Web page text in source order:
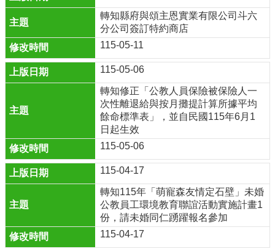
宣
告
資
訊
安
全
策
轉知縣府與頌主恩實業有限公司斗六
分公司簽訂特約商店
115-05-11
115-05-06
轉知修正「公教人員保險被保險人一
次性離退給與按月攤提計算所據平均
餘命標準表」，並自民國115年6月1
日起生效
115-05-06
115-04-17
轉知115年「萌寵森友情定石壁」未婚
公教員工環境教育聯誼活動實施計畫1
份，請未婚同仁踴躍報名參加
115-04-17